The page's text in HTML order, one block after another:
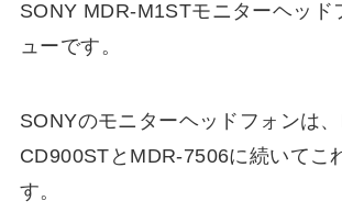
SONY MDR-M1STモニターヘッド
ューです。
SONYのモニターヘッドフォンは
CD900STとMDR-7506に続いてこ
す。